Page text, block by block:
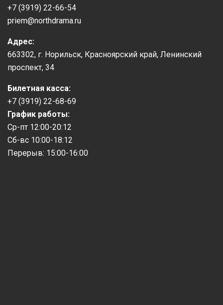
+7 (3919) 22-66-54
priem@northdrama.ru
Адрес:
663302, г. Норильск, Красноярский край, Ленинский
проспект, 34
Билетная касса:
+7 (3919) 22-68-69
График работы:
Ср-пт 12:00-20:12
Сб-вс 10:00-18:12
Перерыв: 15:00-16:00